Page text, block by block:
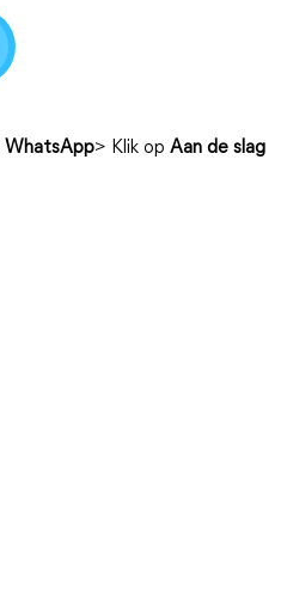
WhatsApp> Klik op Aan de slag